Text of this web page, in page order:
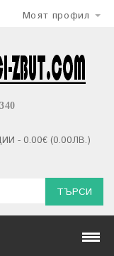
Моят профил
- 0.00€ (0.00ЛВ.)
ТЪРСИ